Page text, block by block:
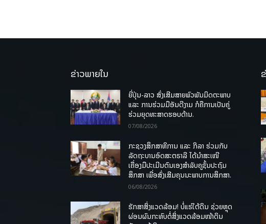
ຂ່າວພາຍໃນ
ຍີ່ປຸ່ນ-ລາວ ສົ່ງເສີມສາຍພົວພັນມິດຕະພາບ
ແລະ ການຮ່ວມມືອັນດີງາມ ກໍຄືການເປັນຄູ່
ຮ່ວມຍຸດທະສາດຮອບດ້ານ.
07/08/2026
ກະຊວງສຶກສາທິການ ແລະ ກິລາ ຮ່ວມກັບ
ລັດຖະບານອົດສະຕຣາລີ ໄດ້ນຳສະເໜີ
ເຄື່ອງມືປະເມີນຕົນເອງສຳລັບຄູຊັ້ນປະຖົມ
ສຶກສາ ເພື່ອສົ່ງເສີມຄຸນນະພາບການສຶກສາ.
06/08/2026
ຮັກສາສິ່ງແວດລ້ອມ! ບໍ່ແຮ່ໃຕ້ດິນ ຊ່ວຍຫຼຸດ
ຜ່ອນຜົນກະທົບຕໍ່ສິ່ງແວດລ້ອມໜ້າດິນ